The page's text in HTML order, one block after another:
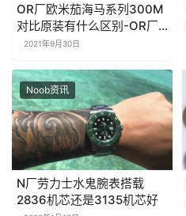
OR厂欧米茄海马系列300M
对比原装有什么区别-OR厂
海马对比正品图文评测
2021年9月30日
Noob资讯
N厂劳力士水鬼腕表搭载
2836机芯还是3135机芯好